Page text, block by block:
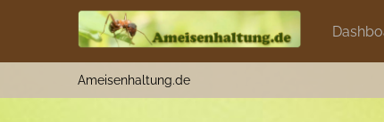
Ameisenhaltung.de